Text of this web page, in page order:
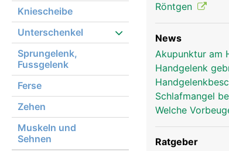
Kniescheibe
Unterschenkel
Sprungelenk,
Fussgelenk
Ferse
Zehen
Muskeln und
Sehnen
Röntgen
News
Akupunktur am
Handgelenk
Schlafmangel
Welche
Ratgeber